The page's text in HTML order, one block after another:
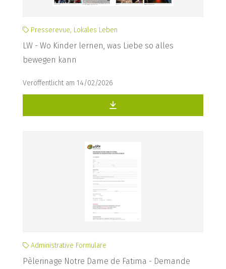
Presserevue, Lokales Leben
LW - Wo Kinder lernen, was Liebe so alles
bewegen kann
Veröffentlicht am 14/02/2026
Administrative Formulare
Pèlerinage Notre Dame de Fatima - Demande